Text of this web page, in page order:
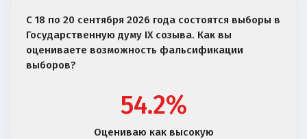
С 18 по 20 сентября 2026 года состоятся выборы в
Государственную думу IX созыва. Как вы
оцениваете возможность фальсификации
выборов?
54.2%
Оцениваю как высокую